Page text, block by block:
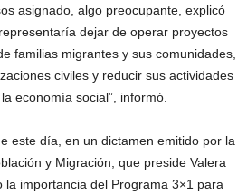
asignado, algo preocupante, explicó
dejar de operar proyectos
familias migrantes y sus comunidades,
civiles y reducir sus actividades
economía social”, informó.
este día, en un dictamen emitido por la
y Migración, que preside Valera
la importancia del Programa 3×1 para